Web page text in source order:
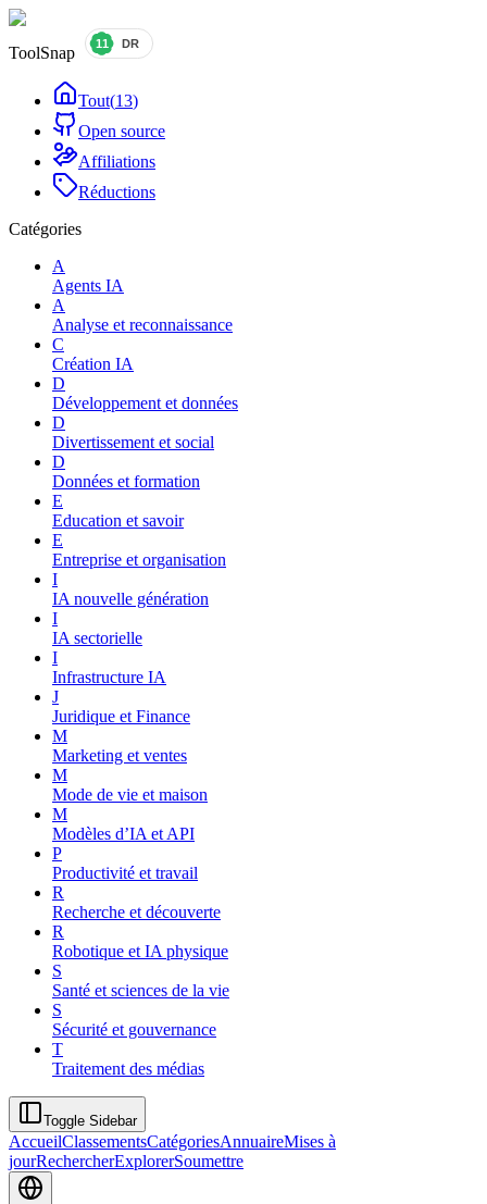
ToolSnap
Tout(13)
Open source
Affiliations
Réductions
Catégories
A
Agents IA
A
Analyse et reconnaissance
C
Création IA
D
Développement et données
D
Divertissement et social
D
Données et formation
E
Education et savoir
E
Entreprise et organisation
I
IA nouvelle génération
I
IA sectorielle
I
Infrastructure IA
J
Juridique et Finance
M
Marketing et ventes
M
Mode de vie et maison
M
Modèles d’IA et API
P
Productivité et travail
R
Recherche et découverte
R
Robotique et IA physique
S
Santé et sciences de la vie
S
Sécurité et gouvernance
T
Traitement des médias
Toggle Sidebar
AccueilClassementsCatégoriesAnnuaireMises à
jourRechercherExplorerSoumettre